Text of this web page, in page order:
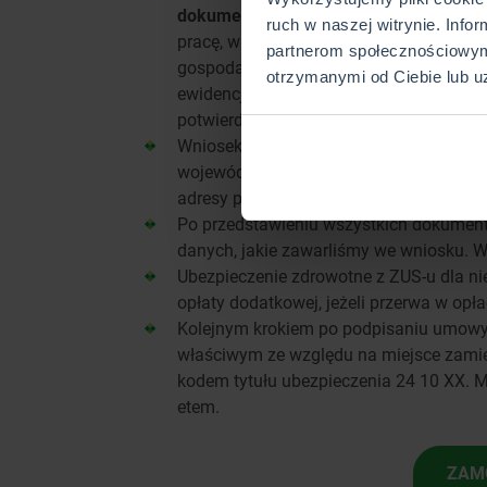
ruch w naszej witrynie.
partnerom
otrzymanymi od Ciebie lub
dokument potwierdzający ostatni
pracę, warto zabrać świadectwo pracy.
gospodarczej, zabieramy dokument
ewidencji. Osoby, które utraciły status
potwierdzający to dokument, otrzymany
Wniosek, dowód tożsamości oraz
wojewódzkiego NFZ-etu,
adresy placówek można znaleźć na
Po przedstawieniu wszystkich
danych, jakie zawarliśmy we wniosku.
Ubezpieczenie zdrowotne z ZUS-u dla
opłaty dodatkowej, jeżeli przerwa w
Kolejnym krokiem po podpisaniu
właściwym ze względu na miejsce
kodem tytułu ubezpieczenia 24 10 XX.
etem.